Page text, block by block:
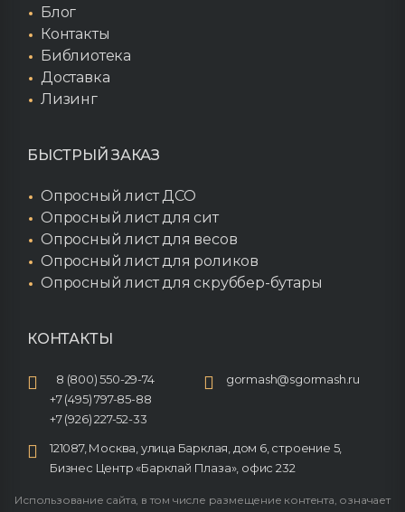
Блог
Контакты
Библиотека
Доставка
Лизинг
БЫСТРЫЙ ЗАКАЗ
Опросный лист ДСО
Опросный лист для сит
Опросный лист для весов
Опросный лист для роликов
Опросный лист для скруббер-бутары
КОНТАКТЫ
8 (800) 550-29-74
+7 (495) 797-85-88
+7 (926) 227-52-33
gormash@sgormash.ru
121087, Москва, улица Барклая, дом 6, строение 5,
Бизнес Центр «Барклай Плаза», офис 232
Использование сайта, в том числе размещение контента, означает